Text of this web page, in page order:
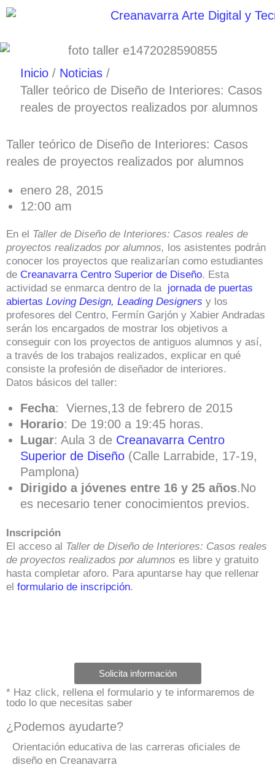
Ir
contenido
Inicio
Noticias
Taller teórico de Diseño de Interiores: Casos
reales de proyectos realizados por alumnos
Taller teórico de Diseño de Interiores: Casos
reales de proyectos realizados por alumnos
enero 28, 2015
12:00 am
En el Taller de Diseño de Interiores: Casos reales de
proyectos realizados por alumnos, los asistentes podrán
conocer los proyectos que realizarían como estudiantes
de Creanavarra Centro Superior de Diseño. Esta
actividad se enmarca dentro de la jornada de puertas
abiertas Loving Design, Leading Designers y los
profesores del Centro, Fermín Garjón y Xabier Andradas
serán los encargados de mostrar los objetivos a
conseguir con los proyectos de antiguos alumnos y así,
a través de los trabajos realizados, explicar en qué
consiste la profesión de diseñador de interiores.
Datos básicos del taller:
Fecha: Viernes,13 de febrero de 2015
Horario: De 19:00 a 19:45 horas.
Lugar: Aula 3 de Creanavarra Centro
Superior de Diseño (Calle Larrabide, 17-19,
Pamplona)
Dirigido a jóvenes entre 16 y 25 años.No
es necesario tener conocimientos previos.
Inscripción
El acceso al Taller de Diseño de Interiores: Casos reales
de proyectos realizados por alumnos es libre y gratuito
hasta completar aforo. Para apuntarse hay que rellenar
el formulario de inscripción.
Solicita información
* Haz click, rellena el formulario y te informaremos de
todo lo que necesitas saber
¿Podemos ayudarte?
Orientación educativa de las carreras oficiales de
diseño en Creanavarra